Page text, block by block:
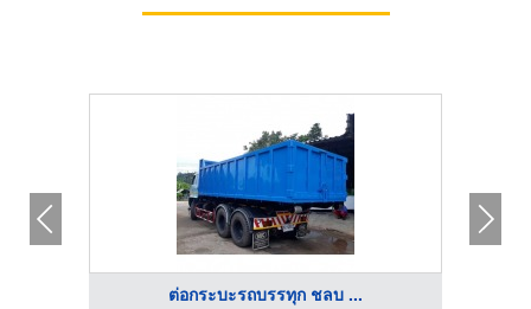
ต่อกระบะรถบรรทุก ชลบ ...